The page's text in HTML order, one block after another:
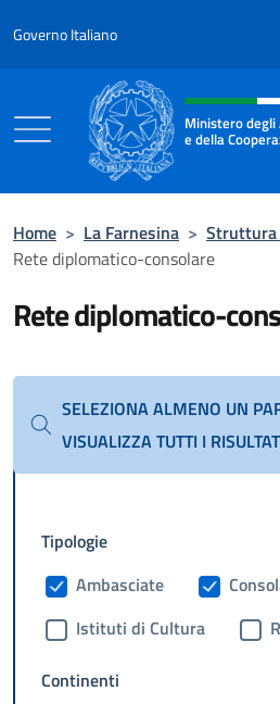
Governo Italiano
Intestazione sito,
Ministero
e della
Home > La Farnesina >
Rete diplomatico-consolare
Rete diplomatico-
SELEZIONA ALMENO UN
VISUALIZZA TUTTI I
Tipologie
Ambasciate
Istituti di Cultura
Continenti